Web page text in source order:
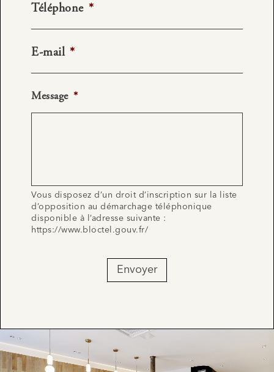
Téléphone *
E-mail *
Message *
Vous disposez d’un droit d’inscription sur la liste
d’opposition au démarchage téléphonique
disponible à l’adresse suivante :
https://www.bloctel.gouv.fr/
Envoyer